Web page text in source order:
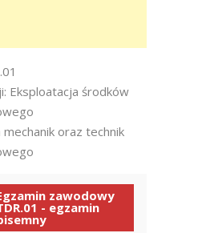
Eksploatacja środków
oraz technik
zawodowy
- egzamin